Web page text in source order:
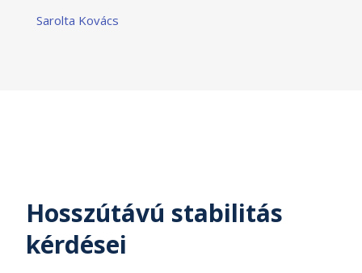
Sarolta Kovács
Hosszútávú stabilitás
kérdései